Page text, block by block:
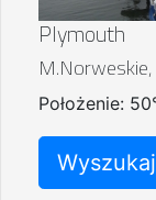
Plymouth
Położenie: